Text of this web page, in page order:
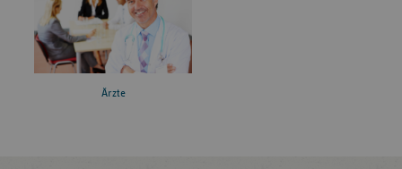
Ärzte